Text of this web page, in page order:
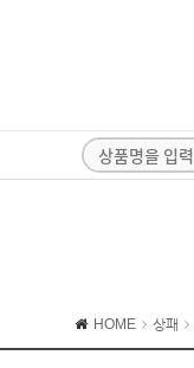
HOME 상패